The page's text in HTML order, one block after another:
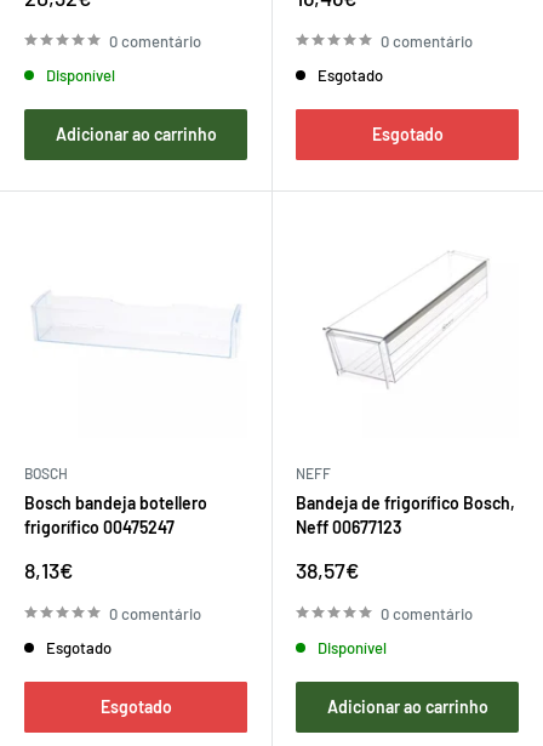
venda
0 comentário
Disponível
Adicionar ao carrinho
venda
0 comentário
Esgotado
Esgotado
BOSCH
Bosch bandeja botellero
frigorífico 00475247
Preço
venda
8,13€
0 comentário
Esgotado
Esgotado
NEFF
Bandeja de frigorífico Bosch,
Neff 00677123
Preço
venda
38,57€
0 comentário
Disponível
Adicionar ao carrinho